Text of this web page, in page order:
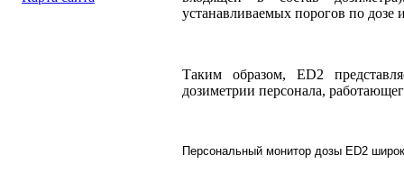
устанавливаемых порогов по
Таким образом, ED2
дозиметрии персонала,
Персональный монитор дозы ED2